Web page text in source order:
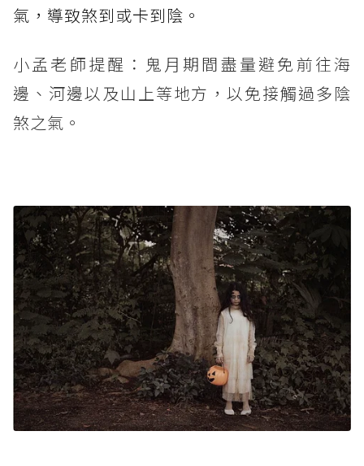
氣，導致煞到或卡到陰。
小孟老師提醒：鬼月期間盡量避免前往海
邊、河邊以及山上等地方，以免接觸過多陰
煞之氣。